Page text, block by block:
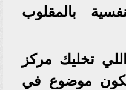
بالمقلوب
تخليك مركز
موضوع في